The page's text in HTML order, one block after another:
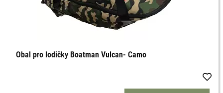
Obal pro lodičky Boatman Vulcan- Camo